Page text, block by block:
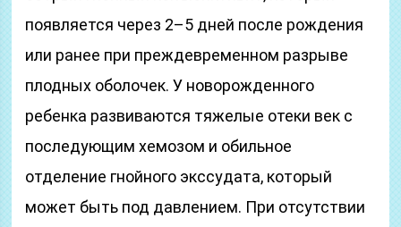
появляется через 2–5 дней после рождения
или ранее при преждевременном разрыве
плодных оболочек. У новорожденного
ребенка развиваются тяжелые отеки век с
последующим хемозом и обильное
отделение гнойного экссудата, который
может быть под давлением. При отсутствии